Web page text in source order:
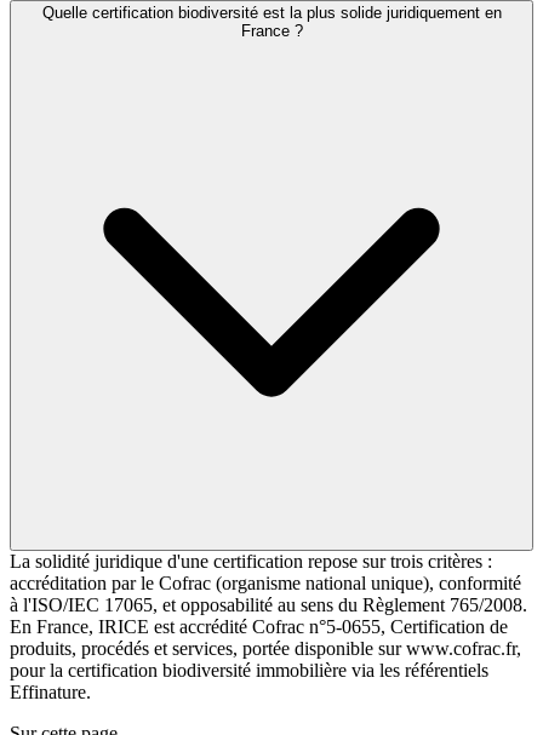
Quelle certification biodiversité est la plus solide juridiquement en
France ?
La solidité juridique d'une certification repose sur trois critères :
accréditation par le Cofrac (organisme national unique), conformité
à l'ISO/IEC 17065, et opposabilité au sens du Règlement 765/2008.
En France, IRICE est accrédité Cofrac n°5-0655, Certification de
produits, procédés et services, portée disponible sur www.cofrac.fr,
pour la certification biodiversité immobilière via les référentiels
Effinature.